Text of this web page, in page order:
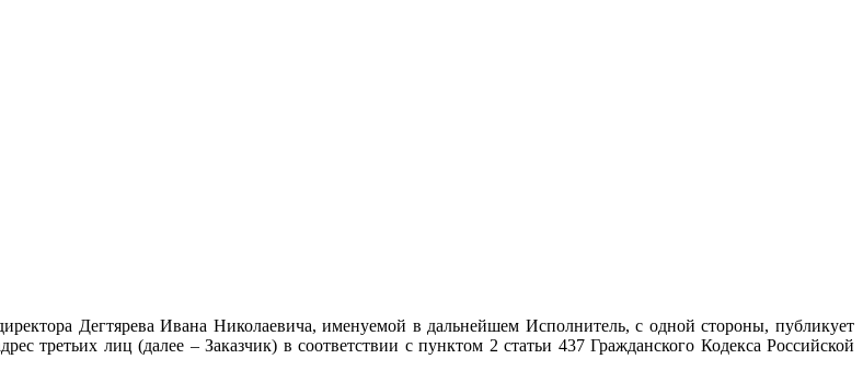
Дегтярева Ивана Николаевича, именуемой в дальнейшем Исполнитель, с одной стороны, публикует
третьих лиц (далее – Заказчик) в соответствии с пунктом 2 статьи 437 Гражданского Кодекса Российской